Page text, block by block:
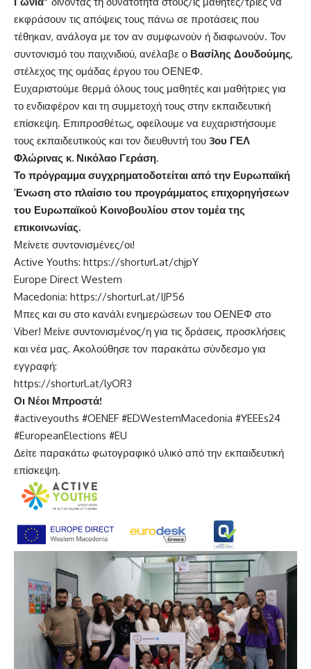
εκφράσουν τις απόψεις τους πάνω σε προτάσεις που
τέθηκαν, ανάλογα με τον αν συμφωνούν ή διαφωνούν. Τον
συντονισμό του παιχνιδιού, ανέλαβε ο Βασίλης Δουδούμης,
στέλεχος της ομάδας έργου του ΟΕΝΕΦ.
Ευχαριστούμε θερμά όλους τους μαθητές και μαθήτριες για
το ενδιαφέρον και τη συμμετοχή τους στην εκπαιδευτική
επίσκεψη. Επιπροσθέτως, οφείλουμε να ευχαριστήσουμε
τους εκπαιδευτικούς και τον διευθυντή του 3ου ΓΕΛ
Φλώρινας κ. Νικόλαο Γεράση.
Το πρόγραμμα συγχρηματοδοτείται από την Ευρωπαϊκή
Ένωση στο πλαίσιο του προγράμματος επιχορηγήσεων
του Ευρωπαϊκού Κοινοβουλίου στον τομέα της
επικοινωνίας.
Μείνετε συντονισμένες/οι!
Active Youths: https://shorturl.at/chjpY
Europe Direct Western
Macedonia: https://shorturl.at/IJP56
Μπες και συ στο κανάλι ενημερώσεων του ΟΕΝΕΦ στο
Viber! Μείνε συντονισμένος/η για τις δράσεις, προσκλήσεις
και νέα μας. Ακολούθησε τον παρακάτω σύνδεσμο για
εγγραφή:
https://shorturl.at/lyOR3
Οι Νέοι Μπροστά!
#activeyouths #OENEF #EDWesternMacedonia #YEEEs24
#EuropeanElections #EU
Δείτε παρακάτω φωτογραφικό υλικό από την εκπαιδευτική
επίσκεψη.